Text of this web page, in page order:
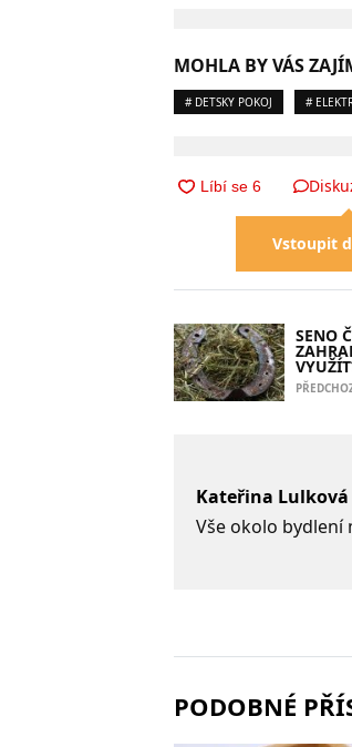
MOHLA BY VÁS
# DETSKY POKOJ #
Vstoupit
SENO
Kateřina Lulková
Vše okolo bydlení
PODOBNÉ